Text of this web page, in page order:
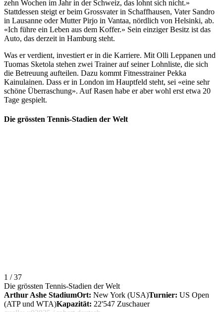
zehn Wochen im Jahr in der Schweiz, das lohnt sich nicht.»
Stattdessen steigt er beim Grossvater in Schaffhausen, Vater Sandro
in Lausanne oder Mutter Pirjo in Vantaa, nördlich von Helsinki, ab.
«Ich führe ein Leben aus dem Koffer.» Sein einziger Besitz ist das
Auto, das derzeit in Hamburg steht.
Was er verdient, investiert er in die Karriere. Mit Olli Leppanen und
Tuomas Sketola stehen zwei Trainer auf seiner Lohnliste, die sich
die Betreuung aufteilen. Dazu kommt Fitnesstrainer Pekka
Kainulainen. Dass er in London im Hauptfeld steht, sei «eine sehr
schöne Überraschung». Auf Rasen habe er aber wohl erst etwa 20
Tage gespielt.
Die grössten Tennis-Stadien der Welt
1 / 37
Die grössten Tennis-Stadien der Welt
Arthur Ashe StadiumOrt: New York (USA)Turnier: US Open
(ATP und WTA)Kapazität: 22'547 Zuschauer